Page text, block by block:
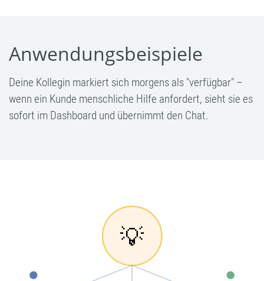
Anwendungsbeispiele
Deine Kollegin markiert sich morgens als "verfügbar" –
wenn ein Kunde menschliche Hilfe anfordert, sieht sie es
sofort im Dashboard und übernimmt den Chat.